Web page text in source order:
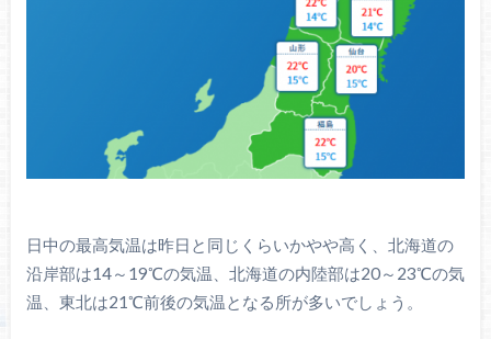
日中の最高気温は昨日と同じくらいかやや高く、北海道の
沿岸部は14～19℃の気温、北海道の内陸部は20～23℃の気
温、東北は21℃前後の気温となる所が多いでしょう。